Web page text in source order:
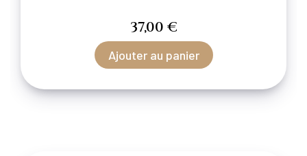
37,00 €
Ajouter au panier